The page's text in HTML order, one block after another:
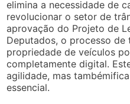
elimina a necessidade de
revolucionar o setor de
aprovação do Projeto de
Deputados, o processo de
propriedade de veículos
completamente digital.
agilidade, mas
essencial.